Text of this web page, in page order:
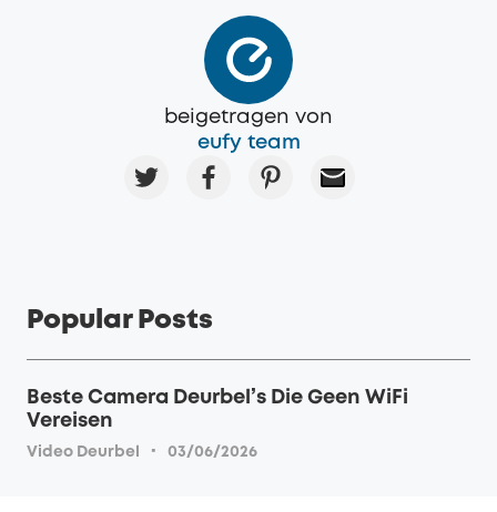
beigetragen von
eufy team
Popular Posts
Beste Camera Deurbel’s Die Geen WiFi
Vereisen
Video Deurbel · 03/06/2026